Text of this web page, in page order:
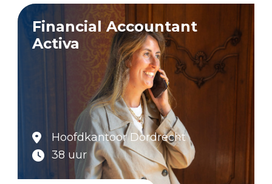
Financial Accountant
Activa
Hoofdkantoor Dordrecht
38 uur